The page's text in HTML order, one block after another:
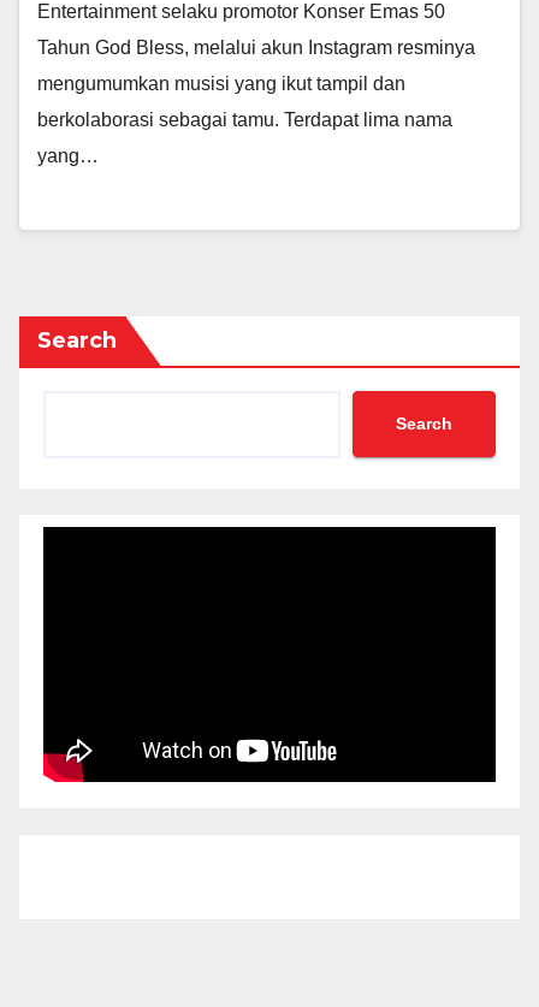
Entertainment selaku promotor Konser Emas 50
Tahun God Bless, melalui akun Instagram resminya
mengumumkan musisi yang ikut tampil dan
berkolaborasi sebagai tamu. Terdapat lima nama
yang…
Search
Search